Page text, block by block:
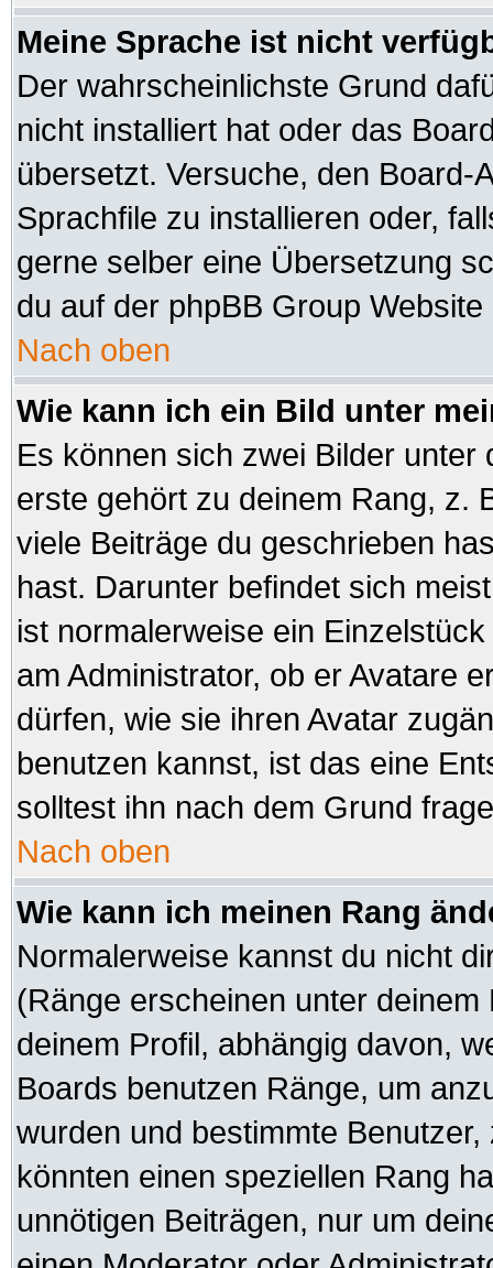
Meine Sprache ist nicht
Der wahrscheinlichste Grund
nicht installiert hat oder das
übersetzt. Versuche, den
Sprachfile zu installieren oder,
gerne selber eine Übersetzung
du auf der phpBB Group
Nach oben
Wie kann ich ein Bild unter
Es können sich zwei Bilder
erste gehört zu deinem Rang, z.
viele Beiträge du geschrieben
hast. Darunter befindet sich
ist normalerweise ein
am Administrator, ob er Avatare
dürfen, wie sie ihren Avatar
benutzen kannst, ist das eine
solltest ihn nach dem Grund
Nach oben
Wie kann ich meinen Rang
Normalerweise kannst du nicht
(Ränge erscheinen unter
deinem Profil, abhängig davon,
Boards benutzen Ränge, um
wurden und bestimmte
könnten einen speziellen Rang
unnötigen Beiträgen, nur um